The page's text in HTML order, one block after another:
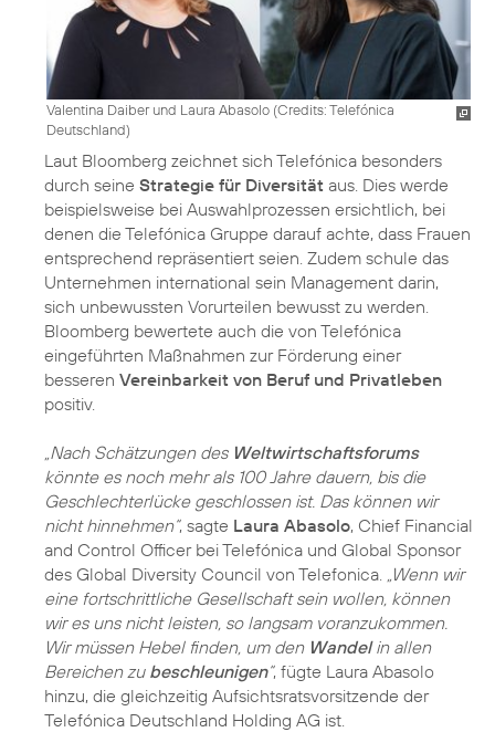
Valentina Daiber und Laura Abasolo (Credits: Telefónica
Deutschland)
Laut Bloomberg zeichnet sich Telefónica besonders
durch seine Strategie für Diversität aus. Dies werde
beispielsweise bei Auswahlprozessen ersichtlich, bei
denen die Telefónica Gruppe darauf achte, dass Frauen
entsprechend repräsentiert seien. Zudem schule das
Unternehmen international sein Management darin,
sich unbewussten Vorurteilen bewusst zu werden.
Bloomberg bewertete auch die von Telefónica
eingeführten Maßnahmen zur Förderung einer
besseren Vereinbarkeit von Beruf und Privatleben
positiv.
„Nach Schätzungen des Weltwirtschaftsforums
könnte es noch mehr als 100 Jahre dauern, bis die
Geschlechterlücke geschlossen ist. Das können wir
nicht hinnehmen“, sagte Laura Abasolo, Chief Financial
and Control Officer bei Telefónica und Global Sponsor
des Global Diversity Council von Telefonica. „Wenn wir
eine fortschrittliche Gesellschaft sein wollen, können
wir es uns nicht leisten, so langsam voranzukommen.
Wir müssen Hebel finden, um den Wandelin allen
Bereichen zu beschleunigen“, fügte Laura Abasolo
hinzu, die gleichzeitig Aufsichtsratsvorsitzende der
Telefónica Deutschland Holding AG ist.